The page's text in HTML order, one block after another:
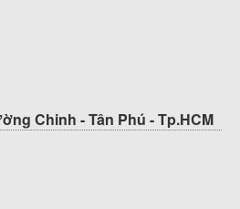
Chinh - Tân Phú - Tp.HCM